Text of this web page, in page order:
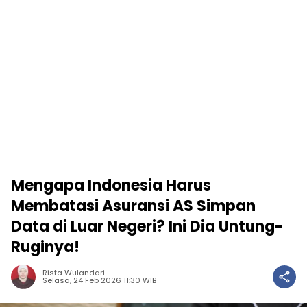
Mengapa Indonesia Harus
Membatasi Asuransi AS Simpan
Data di Luar Negeri? Ini Dia Untung-
Ruginya!
Rista Wulandari
Selasa, 24 Feb 2026 11:30 WIB